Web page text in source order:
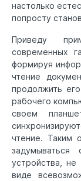
настолько
попросту
Приведу
современных
формируя
чтение
продолжить
рабочего
своем
чтение. Таким
устройства, не
виде